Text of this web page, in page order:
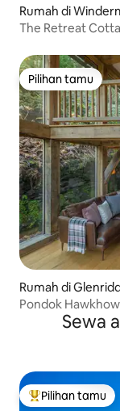
Rumah di
Pilihan tamu
Pilihan tamu
Rumah di
Pondok
Sewa
Pilihan tamu
Pilihan tamu